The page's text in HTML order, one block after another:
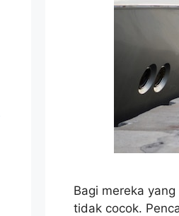
Bagi mereka
tidak cocok.